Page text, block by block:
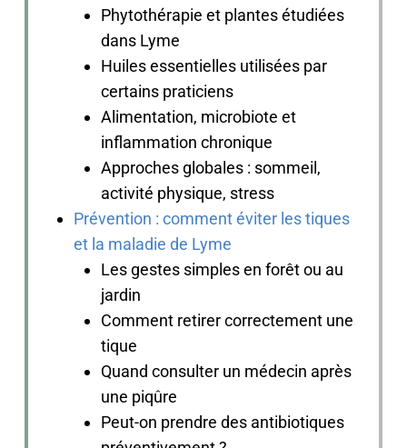
Phytothérapie et plantes étudiées
dans Lyme
Huiles essentielles utilisées par
certains praticiens
Alimentation, microbiote et
inflammation chronique
Approches globales : sommeil,
activité physique, stress
Prévention : comment éviter les tiques
et la maladie de Lyme
Les gestes simples en forêt ou au
jardin
Comment retirer correctement une
tique
Quand consulter un médecin après
une piqûre
Peut-on prendre des antibiotiques